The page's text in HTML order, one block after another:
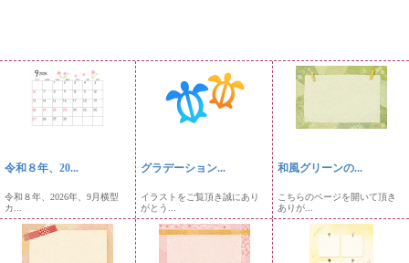
令和８年、20...
令和８年、2026年、9月横型
カ...
グラデーション...
イラストをご覧頂き誠にあり
がとう...
和風グリーンの...
こちらのページを開いて頂き
ありが...